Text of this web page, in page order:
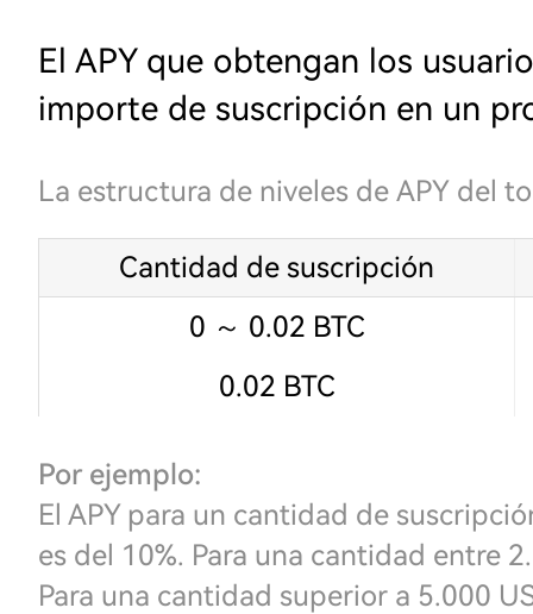
El APY que obtengan los
importe de suscripción en un
La estructura de niveles de APY del
Cantidad de suscripción
0 ～ 0.02 BTC
0.02 BTC
Por ejemplo:
El APY para un cantidad de
es del 10%. Para una cantidad entre
Para una cantidad superior a 5.000